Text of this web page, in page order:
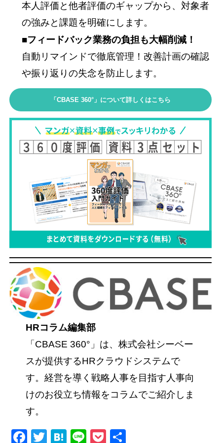
本人評価と他者評価のギャップから、対象者
の強みと課題を明確にします。
■フィードバック業務の負担も大幅削減！
自動リマインドで徹底管理！改善計画の確認
や振り返りの失念を防止します。
「CBASE 360°」について詳しくはこちら
HRコラム編集部
「CBASE 360°」は、株式会社シーベー
スが提供するHRクラウドシステムで
す。経営を導く戦略人事を目指す人事向
けのお役立ち情報をコラムでご紹介しま
す。
Facebook
Twitter
Hatena
LinePocket